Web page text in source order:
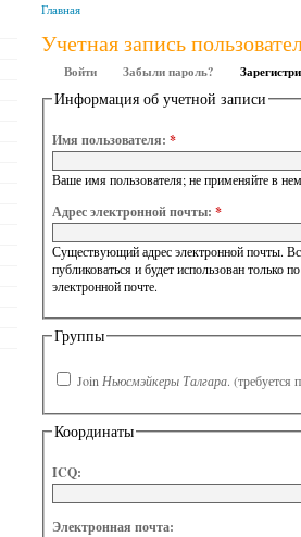
Главная
Учетная запись
Войти Забыли пароль?
Информация об учетной записи
Имя пользователя: *
Ваше имя пользователя; не применяйте в
Адрес электронной почты: *
Существующий адрес электронной почты.
публиковаться и будет использован
электронной почте.
Группы
Join Ньюсмэйкеры Талгара. (требуется
Координаты
ICQ:
Электронная почта: